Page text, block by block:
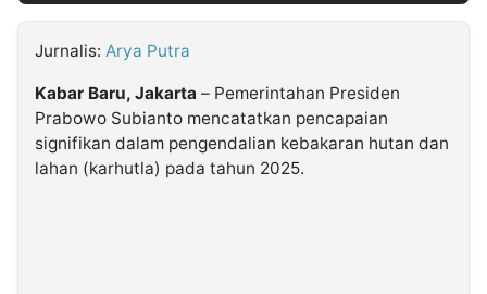
Kabarbaru.co
Jurnalis: Arya Putra
Kabar Baru, Jakarta – Pemerintahan Presiden
Prabowo Subianto mencatatkan pencapaian
signifikan dalam pengendalian kebakaran hutan dan
lahan (karhutla) pada tahun 2025.